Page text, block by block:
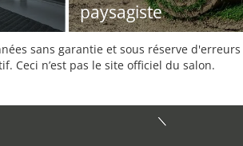
paysagiste
sans garantie et sous réserve
Ceci n’est pas le site officiel du salon.